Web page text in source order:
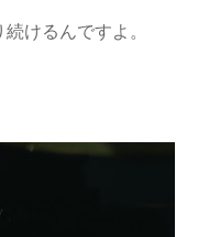
けるんですよ。